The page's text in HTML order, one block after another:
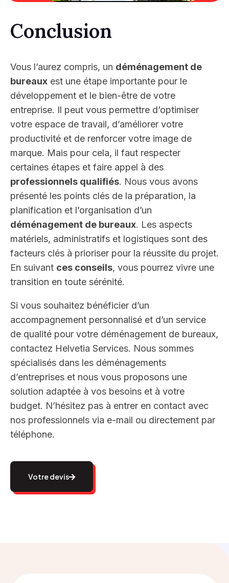
Conclusion
Vous l’aurez compris, un déménagement de
bureaux est une étape importante pour le
développement et le bien-être de votre
entreprise. Il peut vous permettre d’optimiser
votre espace de travail, d’améliorer votre
productivité et de renforcer votre image de
marque. Mais pour cela, il faut respecter
certaines étapes et faire appel à des
professionnels qualifiés. Nous vous avons
présenté les points clés de la préparation, la
planification et l’organisation d’un
déménagement de bureaux. Les aspects
matériels, administratifs et logistiques sont des
facteurs clés à prioriser pour la réussite du projet.
En suivant ces conseils, vous pourrez vivre une
transition en toute sérénité.
Si vous souhaitez bénéficier d’un
accompagnement personnalisé et d’un service
de qualité pour votre déménagement de bureaux,
contactez Helvetia Services. Nous sommes
spécialisés dans les déménagements
d’entreprises et nous vous proposons une
solution adaptée à vos besoins et à votre
budget. N’hésitez pas à entrer en contact avec
nos professionnels via e-mail ou directement par
téléphone.
Votre devis